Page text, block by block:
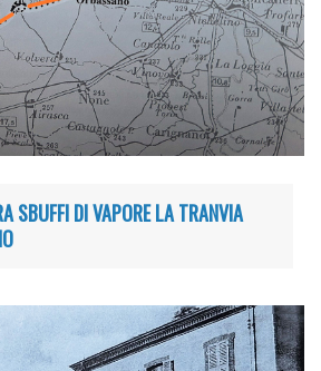
SBUFFI DI VAPORE LA TRANVIA